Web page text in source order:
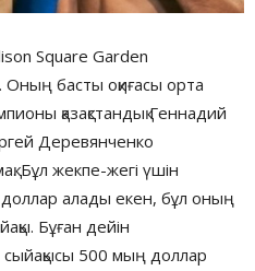
Square Garden
Оның басты оқиғасы орта
қазақстандық Геннадий
Деревянченко
Бұл жекпе-жегі үшін
алады екен, бұл оның
Бұған дейін
500 мың доллар